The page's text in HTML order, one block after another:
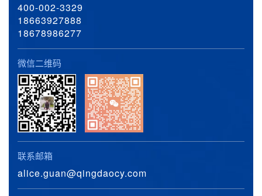
400-002-3329
18663927888
18678986277
微信二维码
联系邮箱
alice.guan@qingdaocy.com